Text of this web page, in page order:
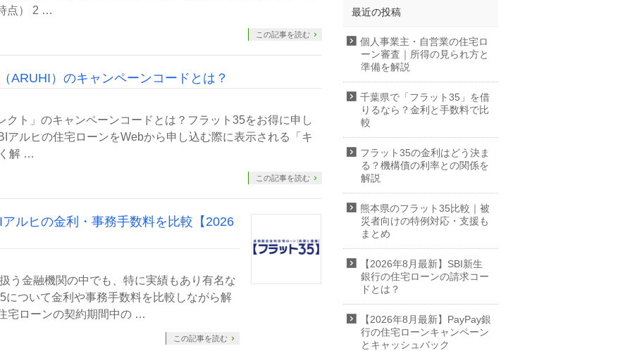
点） 2 …
この記事を読む
ARUHI）のキャンペーンコードとは？
クト」のキャンペーンコードとは？フラット35をお得に申し
アルヒの住宅ローンをWebから申し込む際に表示される「キ
解 …
この記事を読む
アルヒの金利・事務手数料を比較【2026
う金融機関の中でも、特に実績もあり有名な
について金利や事務手数料を比較しながら解
宅ローンの契約期間中の …
この記事を読む
最近の投稿
個人事業主・自営業の住宅ロ
ーン審査｜所得の見られ方と
準備を解説
千葉県で「フラット35」を借
りるなら？金利と手数料で比
較
フラット35の金利はどう決ま
る？機構債の利率との関係を
解説
熊本県のフラット35比較｜被
災者向けの特例対応・支援も
まとめ
【2026年8月最新】SBI新生
銀行の住宅ローンの請求コー
ドとは？
【2026年8月最新】PayPay銀
行の住宅ローンキャンペーン
とキャッシュバック